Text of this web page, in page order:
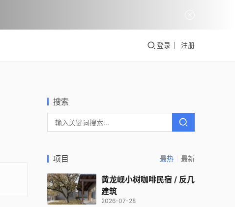
登录 注册
搜索
项目 最热 最新
黄龙岘小树咖啡民宿 / 反几
建筑
2026-07-28